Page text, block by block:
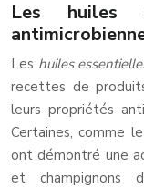
Les huiles
Les huiles
recettes de
leurs propriétés
Certaines, comme
ont démontré une
et champignons